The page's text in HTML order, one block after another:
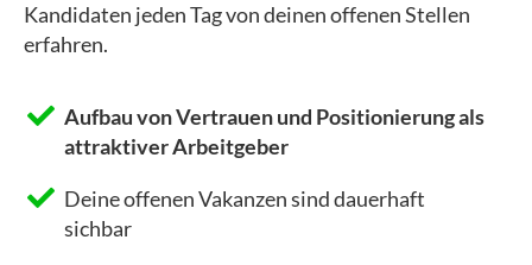
Kandidaten jeden Tag von deinen offenen Stellen
erfahren.
Aufbau von Vertrauen und Positionierung als
attraktiver Arbeitgeber
Deine offenen Vakanzen sind dauerhaft
sichbar